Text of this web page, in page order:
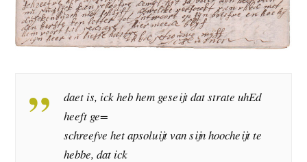
daet is, ick heb hem geseijt dat strate uhEd
heeft ge=
schreefve het apsoluijt van sijn hoocheijt te
hebbe, dat ick